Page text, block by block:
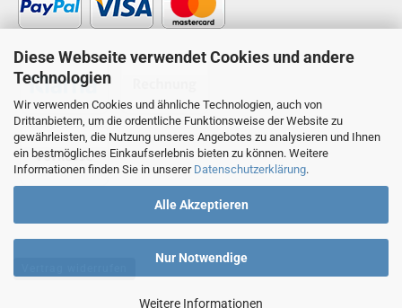
Diese Webseite verwendet Cookies und andere
Technologien
Wir verwenden Cookies und ähnliche Technologien, auch von
Drittanbietern, um die ordentliche Funktionsweise der Website zu
gewährleisten, die Nutzung unseres Angebotes zu analysieren und Ihnen
ein bestmögliches Einkaufserlebnis bieten zu können. Weitere
Informationen finden Sie in unserer Datenschutzerklärung.
Alle Akzeptieren
Nur Notwendige
Weitere Informationen